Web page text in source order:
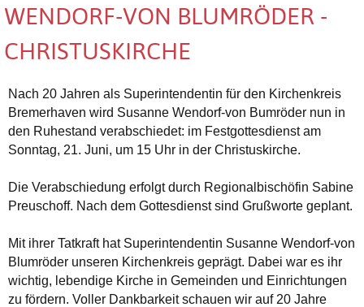
WENDORF-VON BLUMRÖDER -
CHRISTUSKIRCHE
Nach 20 Jahren als Superintendentin für den Kirchenkreis
Bremerhaven wird Susanne Wendorf-von Bumröder nun in
den Ruhestand verabschiedet: im Festgottesdienst am
Sonntag, 21. Juni, um 15 Uhr in der Christuskirche.
Die Verabschiedung erfolgt durch Regionalbischöfin Sabine
Preuschoff. Nach dem Gottesdienst sind Grußworte geplant.
Mit ihrer Tatkraft hat Superintendentin Susanne Wendorf-von
Blumröder unseren Kirchenkreis geprägt. Dabei war es ihr
wichtig, lebendige Kirche in Gemeinden und Einrichtungen
zu fördern. Voller Dankbarkeit schauen wir auf 20 Jahre